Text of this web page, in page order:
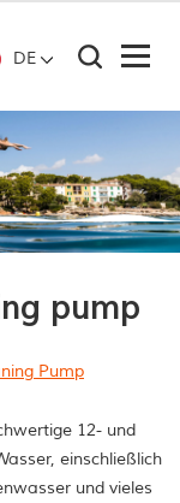
DE
pump
Pump
12- und
einschließlich
und vieles